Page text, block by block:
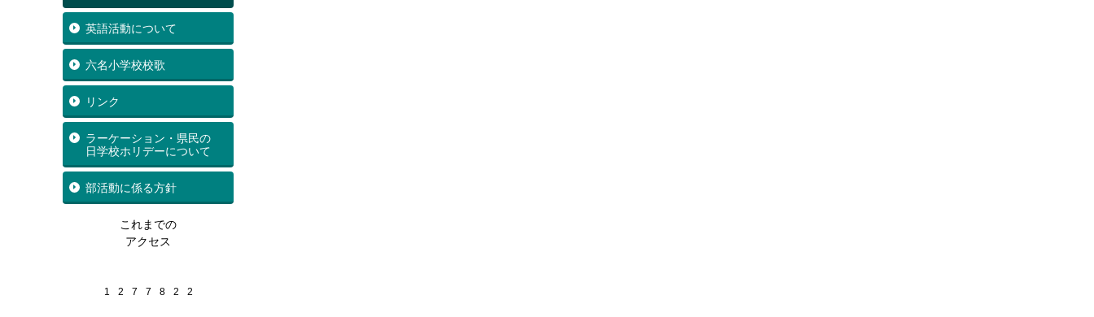
英語活動について
六名小学校校歌
リンク
ラーケーション・県民の
日学校ホリデーについて
部活動に係る方針
これまでの
アクセス
1 2 7 7 8 2 2